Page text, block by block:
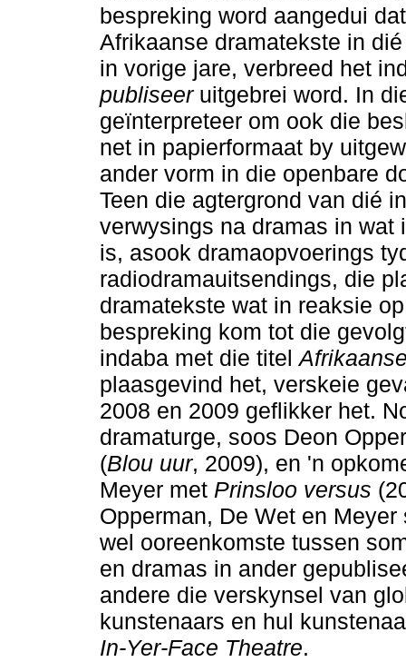
bespreking word aangedui
Afrikaanse dramatekste in
in vorige jare, verbreed het
publiseeruitgebrei word. In
geïnterpreteer om ook die
net in papierformaat by
ander vorm in die openbare
Teen die agtergrond van dié
verwysings na dramas in wat
is, asook dramaopvoerings
radiodramauitsendings, die
dramatekste wat in reaksie
bespreking kom tot die
indaba met die titel
plaasgevind het, verskeie
2008 en 2009 geflikker het.
dramaturge, soos Deon
(Blou uur, 2009), en 'n
Meyer met Prinsloo versus
Opperman, De Wet en
wel ooreenkomste tussen
en dramas in ander
andere die verskynsel van
kunstenaars en hul
In-Yer-Face Theatre.